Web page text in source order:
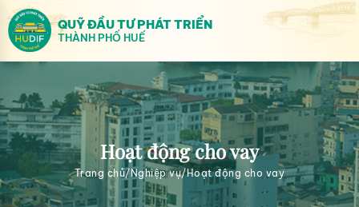
QUỸ ĐẦU TƯ PHÁT TRIỂN
THÀNH PHỐ HUẾ
Hoạt động cho vay
Trang chủ/ Nghiệp vụ/Hoạt động cho vay